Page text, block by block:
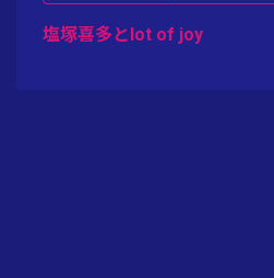
塩塚喜多とlot of joy